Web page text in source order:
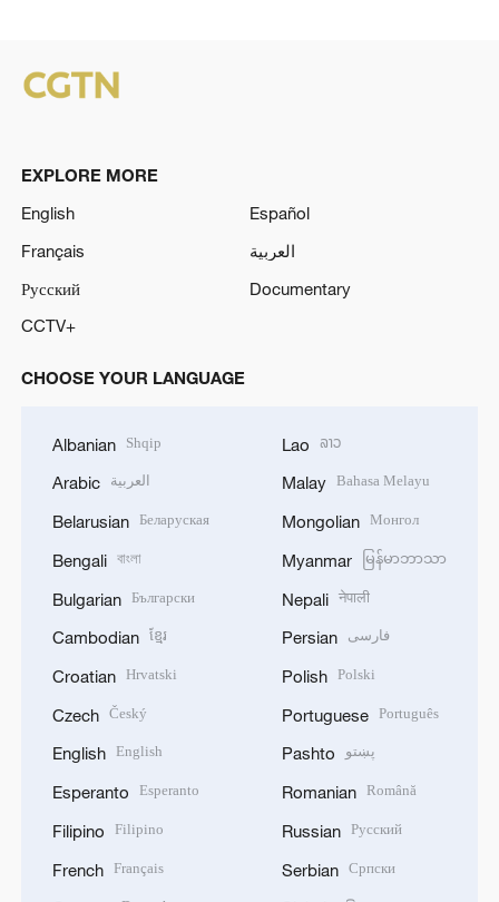
EXPLORE MORE
English
Español
Français
العربية
Русский
Documentary
CCTV+
CHOOSE YOUR LANGUAGE
Albanian Shqip
Arabic العربية
Belarusian Беларуская
Bengali বাংলা
Bulgarian Български
Cambodian ខ្មែរ
Croatian Hrvatski
Czech Český
English English
Esperanto Esperanto
Filipino Filipino
French Français
Lao ລາວ
Malay Bahasa Melayu
Mongolian Монгол
Myanmar မြန်မာဘာသာ
Nepali नेपाली
Persian فارسی
Polish Polski
Portuguese Português
Pashto پښتو
Romanian Română
Russian Русский
Serbian Српски